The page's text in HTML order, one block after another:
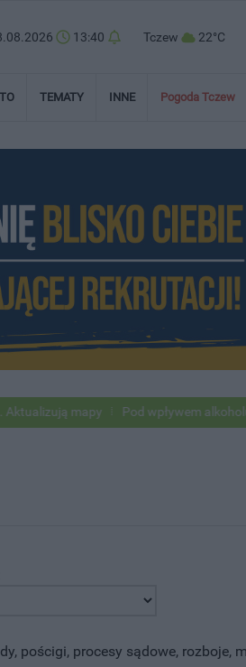
13:40 Tczew 22°C
TEMATY INNE Pogoda Tczew
Pod wpływem alkoholu wjechał pod
pościgi, procesy sądowe, rozboje,